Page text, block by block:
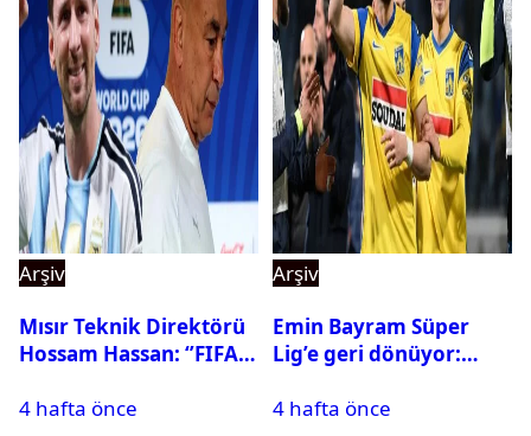
Arşiv
Mısır Teknik Direktörü
Hossam Hassan: ‘’FIFA,
istemiyor’’
4 hafta önce
Arşiv
Emin Bayram Süper
Lig’e geri dönüyor:
4 hafta önce